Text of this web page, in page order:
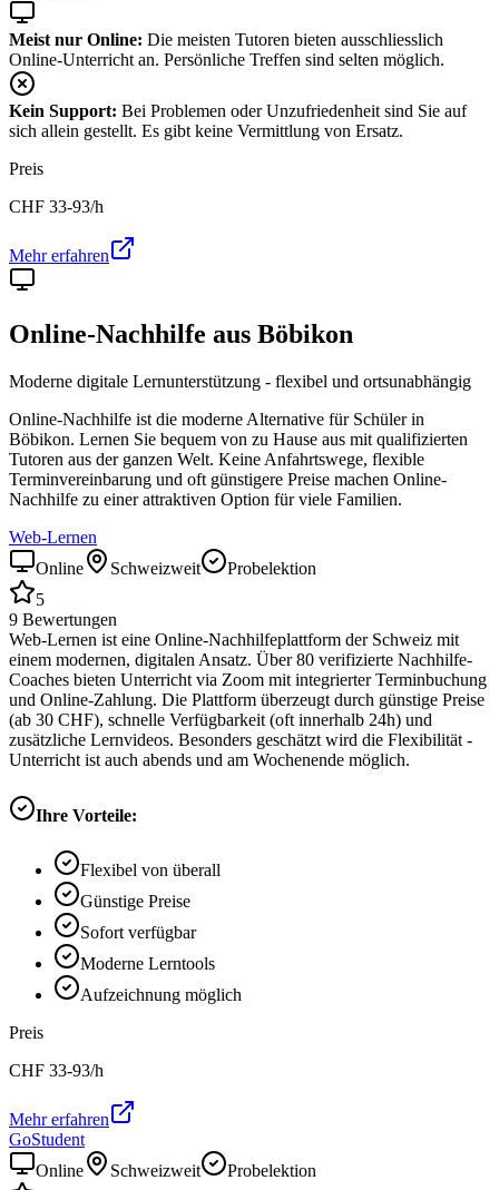
Meist nur Online: Die meisten Tutoren bieten ausschliesslich
Online-Unterricht an. Persönliche Treffen sind selten möglich.
Kein Support: Bei Problemen oder Unzufriedenheit sind Sie auf
sich allein gestellt. Es gibt keine Vermittlung von Ersatz.
Preis
CHF 33-93/h
Mehr erfahren
Online-Nachhilfe aus Böbikon
Moderne digitale Lernunterstützung - flexibel und ortsunabhängig
Online-Nachhilfe ist die moderne Alternative für Schüler in
Böbikon. Lernen Sie bequem von zu Hause aus mit qualifizierten
Tutoren aus der ganzen Welt. Keine Anfahrtswege, flexible
Terminvereinbarung und oft günstigere Preise machen Online-
Nachhilfe zu einer attraktiven Option für viele Familien.
Web-Lernen
Online
Schweizweit
Probelektion
5
9 Bewertungen
Web-Lernen ist eine Online-Nachhilfeplattform der Schweiz mit
einem modernen, digitalen Ansatz. Über 80 verifizierte Nachhilfe-
Coaches bieten Unterricht via Zoom mit integrierter Terminbuchung
und Online-Zahlung. Die Plattform überzeugt durch günstige Preise
(ab 30 CHF), schnelle Verfügbarkeit (oft innerhalb 24h) und
zusätzliche Lernvideos. Besonders geschätzt wird die Flexibilität -
Unterricht ist auch abends und am Wochenende möglich.
Ihre Vorteile:
Flexibel von überall
Günstige Preise
Sofort verfügbar
Moderne Lerntools
Aufzeichnung möglich
Preis
CHF 33-93/h
Mehr erfahren
GoStudent
Online
Schweizweit
Probelektion